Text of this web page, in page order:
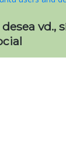
desea vd.,